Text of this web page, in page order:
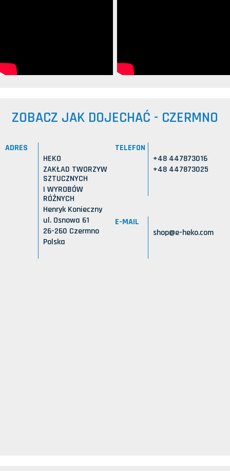
ZOBACZ JAK DOJECHAĆ - CZERMNO
ADRES
HEKO
ZAKŁAD TWORZYW
SZTUCZNYCH
I WYROBÓW
RÓŻNYCH
Henryk Konieczny
ul. Osnowa 61
26-260 Czermno
Polska
TELEFON
+48 447873016
+48 447873025
E-MAIL
shop@e-heko.com